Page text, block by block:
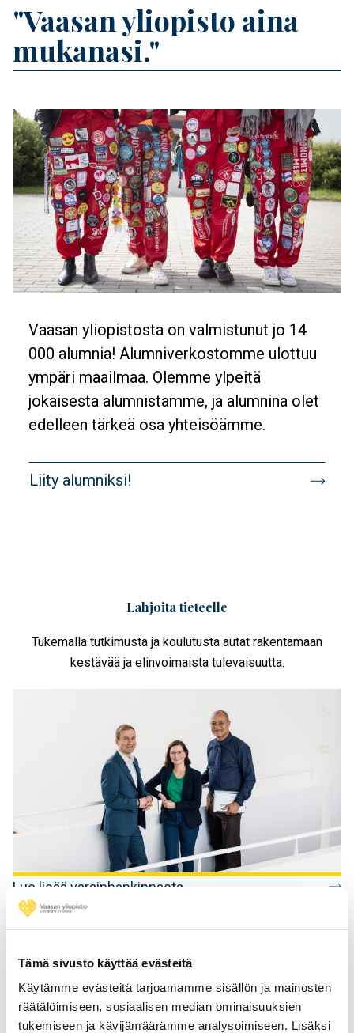
Tämä sivusto käyttää evästeitä
Käytämme evästeitä tarjoamamme sisällön ja mainosten
räätälöimiseen, sosiaalisen median ominaisuuksien
tukemiseen ja kävijämäärämme analysoimiseen. Lisäksi
Banner
Title
"Vaasan yliopisto aina
mukanasi."
Feature image
Banner
Description
Vaasan yliopistosta on valmistunut jo 14
000 alumnia! Alumniverkostomme ulottuu
ympäri maailmaa. Olemme ylpeitä
jokaisesta alumnistamme, ja alumnina olet
edelleen tärkeä osa yhteisöämme.
Banner
Liity alumniksi!
Lahjoita tieteelle
Tukemalla tutkimusta ja koulutusta autat rakentamaan
kestävää ja elinvoimaista tulevaisuutta.
Lue lisää varainhankinnasta
Yhteistyöverkostot
Rakennamme vaikuttavia verkostoja ja teemme tiivistä
yhteistyötä alueellisesti ja kansainvälisesti.